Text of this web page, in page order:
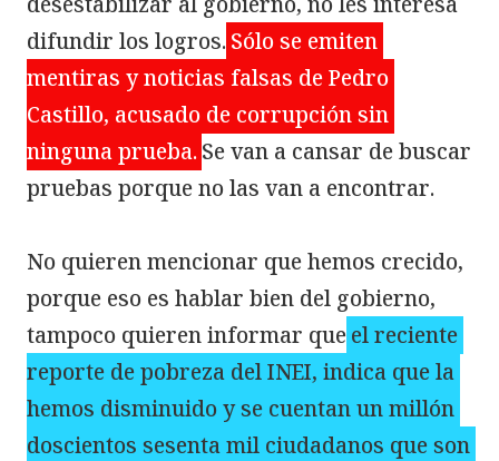
difundir los logros. Sólo se emiten
mentiras y noticias falsas de Pedro
Castillo, acusado de corrupción sin
ninguna prueba.Se van a cansar de buscar
pruebas porque no las van a encontrar.
No quieren mencionar que hemos crecido,
porque eso es hablar bien del gobierno,
tampoco quieren informar queel reciente
reporte de pobreza del INEI, indica que la
hemos disminuido y se cuentan un millón
doscientos sesenta mil ciudadanos que son